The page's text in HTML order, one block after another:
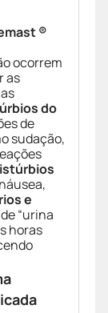
®
ocorrem
as
do
de
sudação,
e
“urina
horas